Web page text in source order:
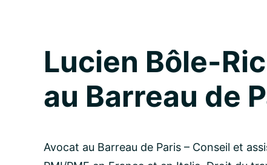
Lucien Bôle-
au Barreau de
Avocat au Barreau de Paris – Conseil et